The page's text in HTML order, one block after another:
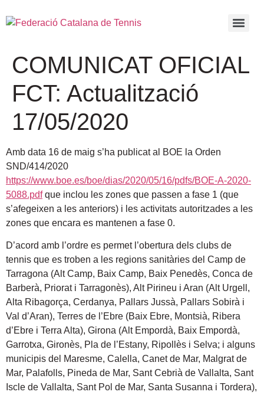
COMUNICAT OFICIAL
FCT: Actualització
17/05/2020
Amb data 16 de maig s’ha publicat al BOE la Orden
SND/414/2020
https://www.boe.es/boe/dias/2020/05/16/pdfs/BOE-A-2020-
5088.pdfque inclou les zones que passen a fase 1 (que
s’afegeixen a les anteriors) i les activitats autoritzades a les
zones que encara es mantenen a fase 0.
D’acord amb l’ordre es permet l’obertura dels clubs de
tennis que es troben a les regions sanitàries del Camp de
Tarragona (Alt Camp, Baix Camp, Baix Penedès, Conca de
Barberà, Priorat i Tarragonès), Alt Pirineu i Aran (Alt Urgell,
Alta Ribagorça, Cerdanya, Pallars Jussà, Pallars Sobirà i
Val d’Aran), Terres de l’Ebre (Baix Ebre, Montsià, Ribera
d’Ebre i Terra Alta), Girona (Alt Empordà, Baix Empordà,
Garrotxa, Gironès, Pla de l’Estany, Ripollès i Selva; i alguns
municipis del Maresme, Calella, Canet de Mar, Malgrat de
Mar, Palafolls, Pineda de Mar, Sant Cebrià de Vallalta, Sant
Iscle de Vallalta, Sant Pol de Mar, Santa Susanna i Tordera),